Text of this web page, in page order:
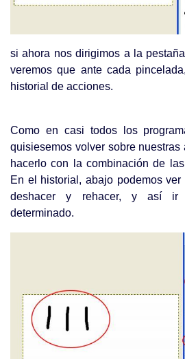
si ahora nos dirigimos a la
veremos que ante cada
historial de acciones.
Como en casi todos los
quisiesemos volver sobre nuestras
hacerlo con la combinación de
En el historial, abajo podemos
deshacer y rehacer, y así ir
determinado.